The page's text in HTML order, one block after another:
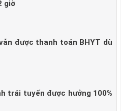
giờ
được thanh toán BHYT dù
trái tuyến được hưởng 100%